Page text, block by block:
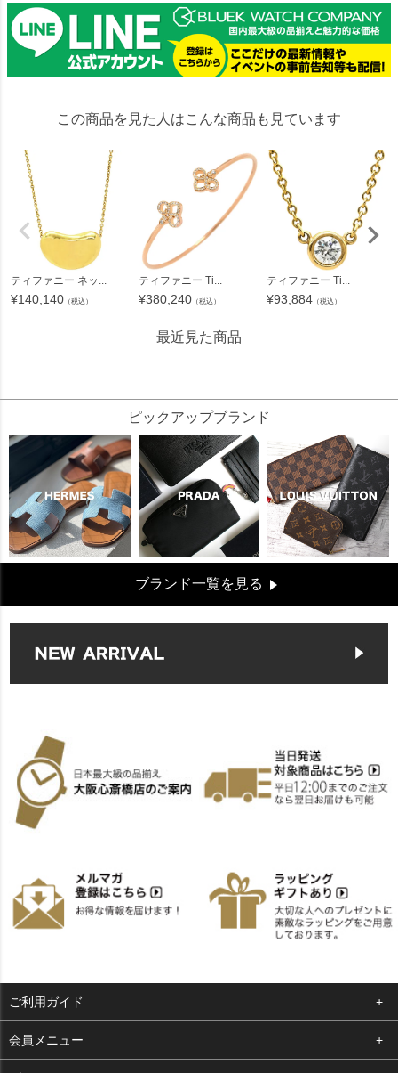
この商品を見た人はこんな商品も見ています
ティファニー ネッ...
¥140,140 （税込）
ティファニー Ti...
¥380,240 （税込）
ティファニー Ti...
¥93,884 （税込）
最近見た商品
ピックアップブランド
ブランド一覧を見る
ご利用ガイド
よくある質問
会員メニュー